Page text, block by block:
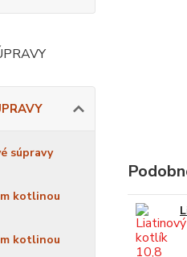
súpravy
kotlinou
kotlinou